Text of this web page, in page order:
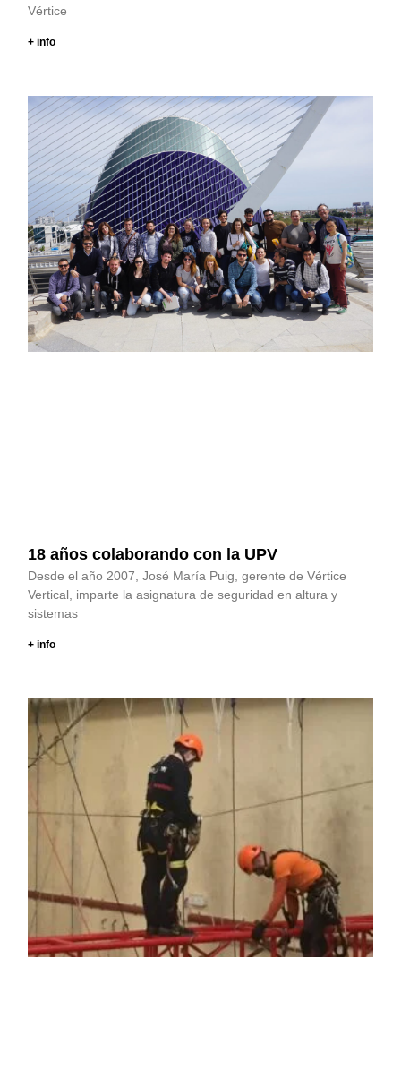
Vértice
+ info
18 años colaborando con la UPV
Desde el año 2007, José María Puig, gerente de Vértice
Vertical, imparte la asignatura de seguridad en altura y
sistemas
+ info